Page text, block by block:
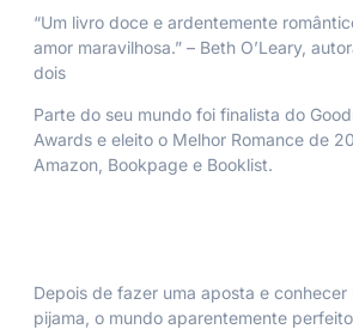
“Um livro doce e ardentemente
amor maravilhosa.” – Beth O’Leary,
dois
Parte do seu mundo foi finalista do
Awards e eleito o Melhor Romance de
Amazon, Bookpage e Booklist.
Depois de fazer uma aposta e
pijama, o mundo aparentemente